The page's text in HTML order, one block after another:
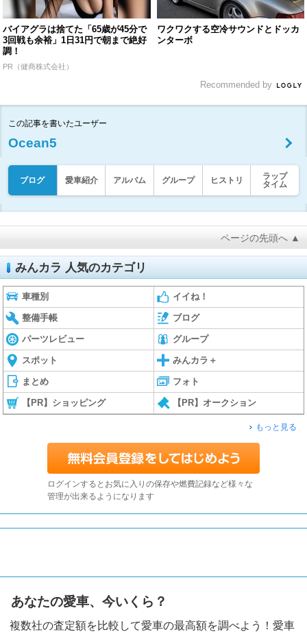
バイアグラは捨てた「65歳が45分で
3回戦も余裕」1日31円で朝まで絶好
調！
PR（健商株式会社）
ワクワクする空冷サウンドとドッカ
ンターボ
Recommended by
この記事を書いたユーザー
Ocean5
ブログ 愛車紹介 アルバム グループ ヒストリ
ラップ
タイム
ページの先頭へ ▲
みんカラ 人気のカテゴリ
車種別 イイね！
整備手帳 ブログ
パーツレビュー グループ
スポット みんカラ＋
まとめ フォト
【PR】ショッピング 【PR】オークション
もっと見る
ログインするとお気に入りの保存や燃費記録など様々な
管理が出来るようになります
あなたの愛車、今いくら？
複数社の査定額を比較して愛車の最高額を調べよう！愛車